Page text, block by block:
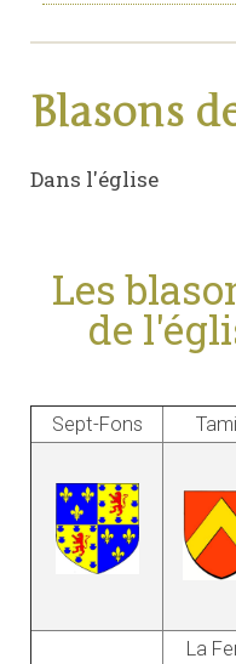
Blasons
Dans l'église
Les
de
Sept-Fons
La